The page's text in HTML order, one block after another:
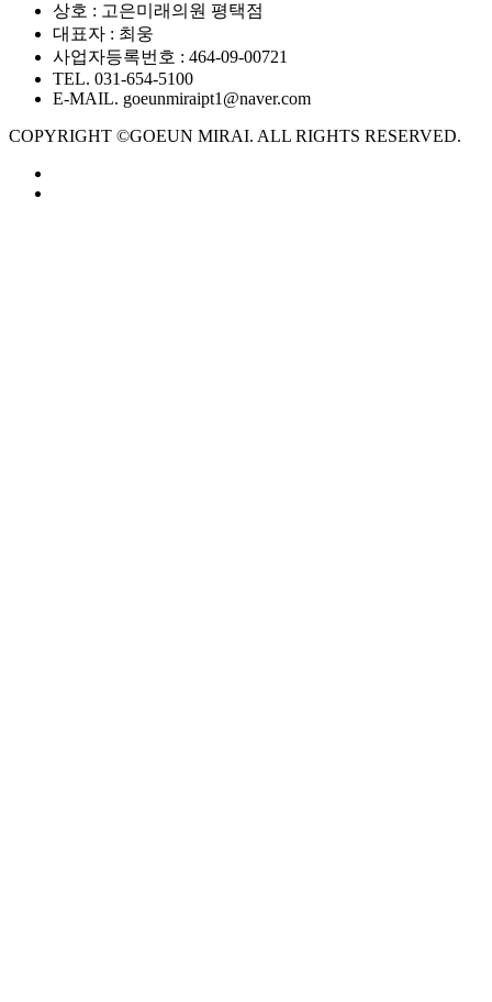
상호 : 고은미래의원 평택점
대표자 : 최웅
사업자등록번호 : 464-09-00721
TEL. 031-654-5100
E-MAIL. goeunmiraipt1@naver.com
COPYRIGHT ©GOEUN MIRAI. ALL RIGHTS RESERVED.